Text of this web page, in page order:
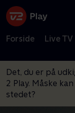
Forside Live TV
Det, du er på
2 Play. Måske
stedet?